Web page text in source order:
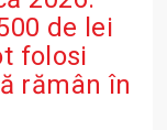
de lei
folosi
rămân în